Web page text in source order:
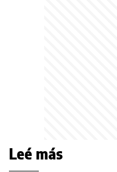
Leé más